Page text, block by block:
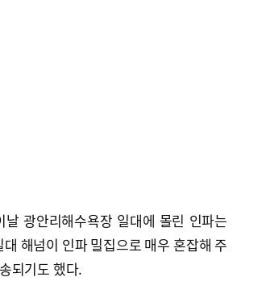
광안리해수욕장 일대에 몰린 인파는
해넘이 인파 밀집으로 매우 혼잡해 주
되기도 했다.